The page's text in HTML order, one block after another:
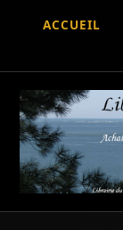
ACCUEIL